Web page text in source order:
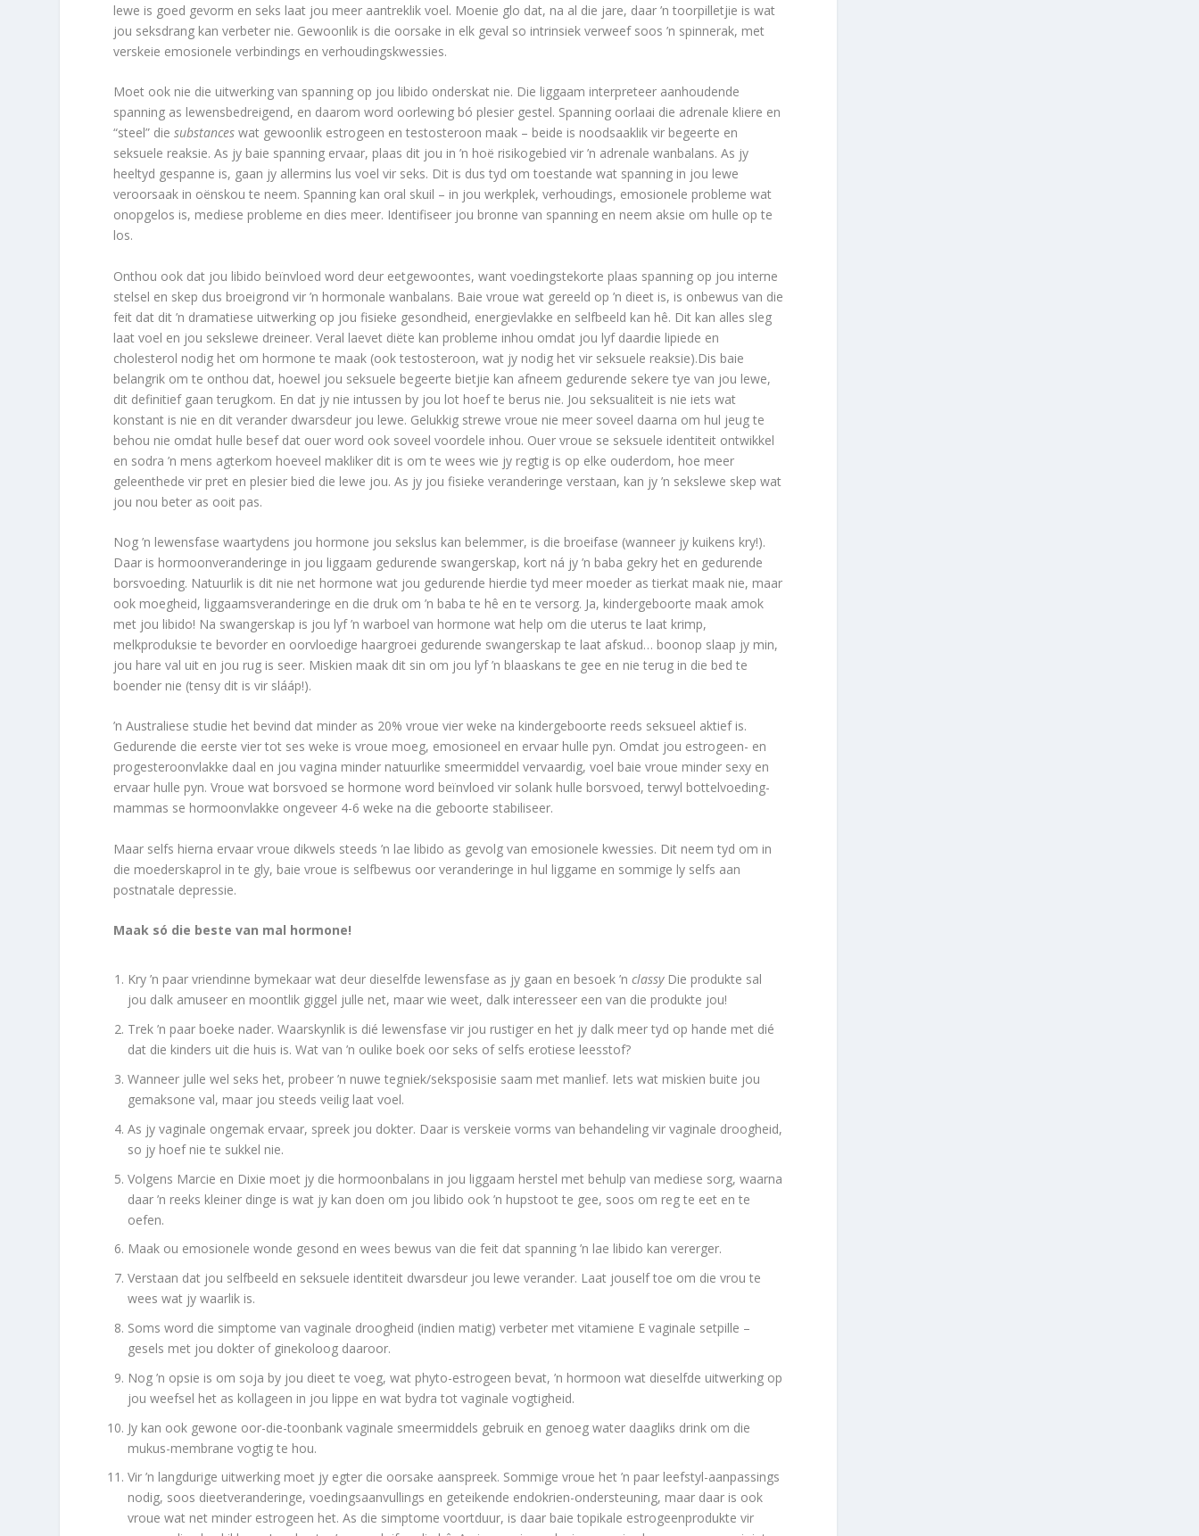
lewe is goed gevorm en seks laat jou meer aantreklik voel. Moenie glo dat, na al die jare, daar ’n toorpilletjie is wat
jou seksdrang kan verbeter nie. Gewoonlik is die oorsake in elk geval so intrinsiek verweef soos ’n spinnerak, met
verskeie emosionele verbindings en verhoudingskwessies.
Moet ook nie die uitwerking van spanning op jou libido onderskat nie. Die liggaam interpreteer aanhoudende
spanning as lewensbedreigend, en daarom word oorlewing bó plesier gestel. Spanning oorlaai die adrenale kliere en
“steel” diesubstances wat gewoonlik estrogeen en testosteroon maak – beide is noodsaaklik vir begeerte en
seksuele reaksie. As jy baie spanning ervaar, plaas dit jou in ’n hoë risikogebied vir ’n adrenale wanbalans. As jy
heeltyd gespanne is, gaan jy allermins lus voel vir seks. Dit is dus tyd om toestande wat spanning in jou lewe
veroorsaak in oënskou te neem. Spanning kan oral skuil – in jou werkplek, verhoudings, emosionele probleme wat
onopgelos is, mediese probleme en dies meer. Identifiseer jou bronne van spanning en neem aksie om hulle op te
los.
Onthou ook dat jou libido beïnvloed word deur eetgewoontes, want voedingstekorte plaas spanning op jou interne
stelsel en skep dus broeigrond vir ’n hormonale wanbalans. Baie vroue wat gereeld op ’n dieet is, is onbewus van die
feit dat dit ’n dramatiese uitwerking op jou fisieke gesondheid, energievlakke en selfbeeld kan hê. Dit kan alles sleg
laat voel en jou sekslewe dreineer. Veral laevet diëte kan probleme inhou omdat jou lyf daardie lipiede en
cholesterol nodig het om hormone te maak (ook testosteroon, wat jy nodig het vir seksuele reaksie).Dis baie
belangrik om te onthou dat, hoewel jou seksuele begeerte bietjie kan afneem gedurende sekere tye van jou lewe,
dit definitief gaan terugkom. En dat jy nie intussen by jou lot hoef te berus nie. Jou seksualiteit is nie iets wat
konstant is nie en dit verander dwarsdeur jou lewe. Gelukkig strewe vroue nie meer soveel daarna om hul jeug te
behou nie omdat hulle besef dat ouer word ook soveel voordele inhou. Ouer vroue se seksuele identiteit ontwikkel
en sodra ’n mens agterkom hoeveel makliker dit is om te wees wie jy regtig is op elke ouderdom, hoe meer
geleenthede vir pret en plesier bied die lewe jou. As jy jou fisieke veranderinge verstaan, kan jy ’n sekslewe skep wat
jou nou beter as ooit pas.
Nog ’n lewensfase waartydens jou hormone jou sekslus kan belemmer, is die broeifase (wanneer jy kuikens kry!).
Daar is hormoonveranderinge in jou liggaam gedurende swangerskap, kort ná jy ’n baba gekry het en gedurende
borsvoeding. Natuurlik is dit nie net hormone wat jou gedurende hierdie tyd meer moeder as tierkat maak nie, maar
ook moegheid, liggaamsveranderinge en die druk om ’n baba te hê en te versorg. Ja, kindergeboorte maak amok
met jou libido! Na swangerskap is jou lyf ’n warboel van hormone wat help om die uterus te laat krimp,
melkproduksie te bevorder en oorvloedige haargroei gedurende swangerskap te laat afskud… boonop slaap jy min,
jou hare val uit en jou rug is seer. Miskien maak dit sin om jou lyf ’n blaaskans te gee en nie terug in die bed te
boender nie (tensy dit is vir slááp!).
’n Australiese studie het bevind dat minder as 20% vroue vier weke na kindergeboorte reeds seksueel aktief is.
Gedurende die eerste vier tot ses weke is vroue moeg, emosioneel en ervaar hulle pyn. Omdat jou estrogeen- en
progesteroonvlakke daal en jou vagina minder natuurlike smeermiddel vervaardig, voel baie vroue minder sexy en
ervaar hulle pyn. Vroue wat borsvoed se hormone word beïnvloed vir solank hulle borsvoed, terwyl bottelvoeding-
mammas se hormoonvlakke ongeveer 4-6 weke na die geboorte stabiliseer.
Maar selfs hierna ervaar vroue dikwels steeds ’n lae libido as gevolg van emosionele kwessies. Dit neem tyd om in
die moederskaprol in te gly, baie vroue is selfbewus oor veranderinge in hul liggame en sommige ly selfs aan
postnatale depressie.
Maak só die beste van mal hormone!
Kry ’n paar vriendinne bymekaar wat deur dieselfde lewensfase as jy gaan en besoek ’nclassyDie produkte sal
jou dalk amuseer en moontlik giggel julle net, maar wie weet, dalk interesseer een van die produkte jou!
Trek ’n paar boeke nader. Waarskynlik is dié lewensfase vir jou rustiger en het jy dalk meer tyd op hande met dié
dat die kinders uit die huis is. Wat van ’n oulike boek oor seks of selfs erotiese leesstof?
Wanneer julle wel seks het, probeer ’n nuwe tegniek/seksposisie saam met manlief. Iets wat miskien buite jou
gemaksone val, maar jou steeds veilig laat voel.
As jy vaginale ongemak ervaar, spreek jou dokter. Daar is verskeie vorms van behandeling vir vaginale droogheid,
so jy hoef nie te sukkel nie.
Volgens Marcie en Dixie moet jy die hormoonbalans in jou liggaam herstel met behulp van mediese sorg, waarna
daar ’n reeks kleiner dinge is wat jy kan doen om jou libido ook ’n hupstoot te gee, soos om reg te eet en te
oefen.
Maak ou emosionele wonde gesond en wees bewus van die feit dat spanning ’n lae libido kan vererger.
Verstaan dat jou selfbeeld en seksuele identiteit dwarsdeur jou lewe verander. Laat jouself toe om die vrou te
wees wat jy waarlik is.
Soms word die simptome van vaginale droogheid (indien matig) verbeter met vitamiene E vaginale setpille –
gesels met jou dokter of ginekoloog daaroor.
Nog ’n opsie is om soja by jou dieet te voeg, wat phyto-estrogeen bevat, ’n hormoon wat dieselfde uitwerking op
jou weefsel het as kollageen in jou lippe en wat bydra tot vaginale vogtigheid.
Jy kan ook gewone oor-die-toonbank vaginale smeermiddels gebruik en genoeg water daagliks drink om die
mukus-membrane vogtig te hou.
Vir ’n langdurige uitwerking moet jy egter die oorsake aanspreek. Sommige vroue het ’n paar leefstyl-aanpassings
nodig, soos dieetveranderinge, voedingsaanvullings en geteikende endokrien-ondersteuning, maar daar is ook
vroue wat net minder estrogeen het. As die simptome voortduur, is daar baie topikale estrogeenprodukte vir